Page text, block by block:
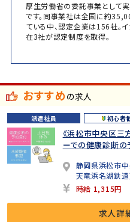
厚生労働省の委託事業として
です。同事業社は全国に約
ている中、認定企業は156社。
在3社が認定制度を取得。
おすすめの求人
派遣社員 初心者
《浜松市中央区三
ーでの健康診断の
静岡県浜松市
天竜浜名湖鉄
時給 1,315円
求人詳